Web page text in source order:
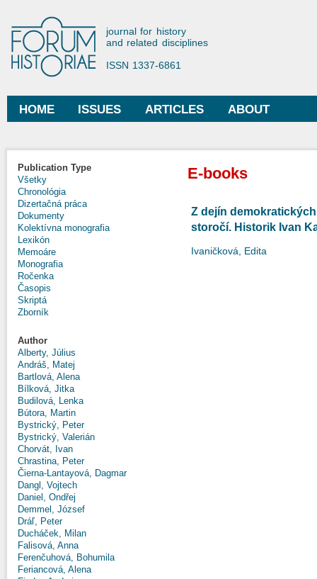
Forum Historiae
journal for history
and related disciplines
ISSN 1337-6861
Main menu
HOME ISSUES ARTICLES ABOUT
Publication Type
Všetky
Chronológia
Dizertačná práca
Dokumenty
Kolektívna monografia
Lexikón
Memoáre
Monografia
Ročenka
Časopis
Skriptá
Zborník
Author
Alberty, Július
Andráš, Matej
Bartlová, Alena
Bílková, Jitka
Budilová, Lenka
Bútora, Martin
Bystrický, Peter
Bystrický, Valerián
Chorvát, Ivan
Chrastina, Peter
Čierna-Lantayová, Dagmar
Dangl, Vojtech
Daniel, Ondřej
Demmel, József
Dráľ, Peter
Ducháček, Milan
Falisová, Anna
Ferenčuhová, Bohumila
Feriancová, Alena
E-books
Z dejín
storočí. Historik Ivan
Ivaničková, Edita